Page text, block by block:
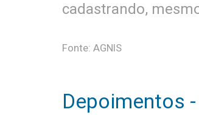
cadastrando,
Fonte: AGNIS
Depoimentos